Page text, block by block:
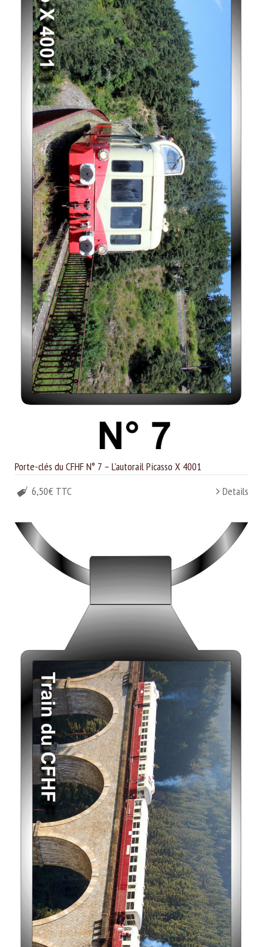
Porte-clés du CFHF N° 7 – L’autorail Picasso X 4001
6,50€ TTC
Details